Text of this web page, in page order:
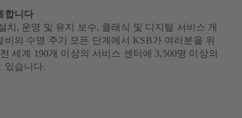
합니다
치, 운영 및 유지 보수, 클래식 및 디지털 서비스 개
비의 수명 주기 모든 단계에서 KSB가 여러분을 위
세계 190개 이상의 서비스 센터에 3,500명 이상의
있습니다.